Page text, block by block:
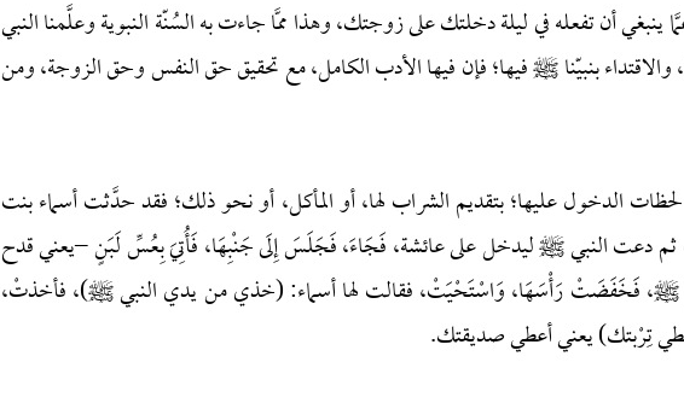
أن تفعله في ليلة دخلتك على زوجتك، وهذا ممَّا جاءت به السُنّة النبوية وعلَّمنا النبي
بنبيّنا ﷺ فيها؛ فإن فيها الأدب الكامل، مع تحقيق حق النفس وحق الزوجة، ومن
لحظات الدخول عليها؛ بتقديم الشراب لها، أو المأكل، أو نحو ذلك؛ فقد حدَّثت أسماء بنت
ثم دعت النبي ﷺ ليدخل على عائشة، فَجَاءَ، فَجَلَسَ إِلَى جَنْبِهَا، فَأُتِيَ بِعُسِّ لَبَنٍ –يعني قدح
ﷺ، فَخَفَضَتْ رَأْسَهَا، وَاسْتَحْيَتْ، فقالت لها أسماء: (خذي من يدي النبي ﷺ)، فأخذتْ،
تِرْبتك) يعني أعطي صديقتك.